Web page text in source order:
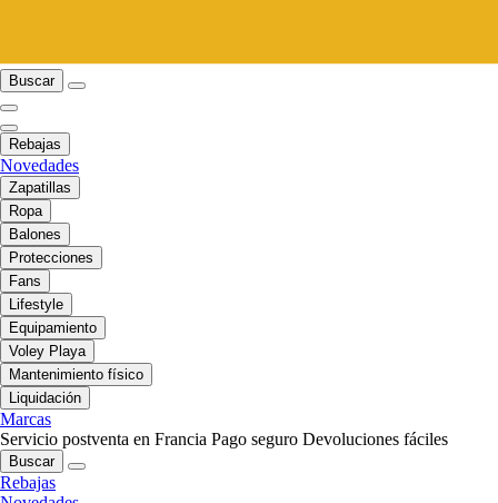
Buscar
Rebajas
Novedades
Zapatillas
Ropa
Balones
Protecciones
Fans
Lifestyle
Equipamiento
Voley Playa
Mantenimiento físico
Liquidación
Marcas
Servicio postventa en Francia Pago seguro Devoluciones fáciles
Buscar
Rebajas